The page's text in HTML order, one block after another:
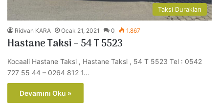
Taksi Durakları
Ridvan KARA Ocak 21, 2021 0 1.867
Hastane Taksi – 54 T 5523
Kocaali Hastane Taksi , Hastane Taksi , 54 T 5523 Tel : 0542
727 55 44 – 0264 812 1…
Devamını Oku »